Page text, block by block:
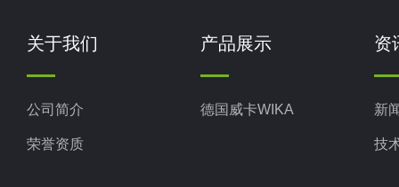
关于我们
公司简介
荣誉资质
产品展示
德国威卡WIKA
资
新
技